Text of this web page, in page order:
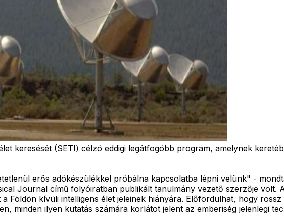
keresését (SETI) célzó eddigi legátfogóbb program, amelynek
erős adókészülékkel próbálna kapcsolatba lépni velünk" -
Journal című folyóiratban publikált tanulmány vezető szerzője volt.
Földön kívüli intelligens élet jeleinek hiányára. Előfordulhat, hogy
minden ilyen kutatás számára korlátot jelent az emberiség jelenlegi